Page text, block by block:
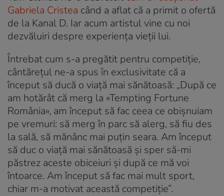
Gabriela Cristea când a aflat că a primit o ofertă
de la Kanal D. Iar acum artistul vine cu noi
dezvăluiri despre experiența vieții lui.
Întrebat cum s-a pregătit pentru competiție,
cântărețul ne-a spus în exclusivitate că a
început să ducă o viață mai sănătoasă: „După ce
am hotărât că merg la «Tempting Fortune
România», am început să fac ceea ce obișnuiam
pe vremuri: să merg în parc să alerg, să fiu des
la sală, să mănânc mai puțin seara. Am început
să duc o viață mai sănătoasă și sper să-mi
păstrez aceste obiceiuri și după ce mă voi
întoarce. Am început să fac mai mult sport,
chiar m-a motivat această competiție”.